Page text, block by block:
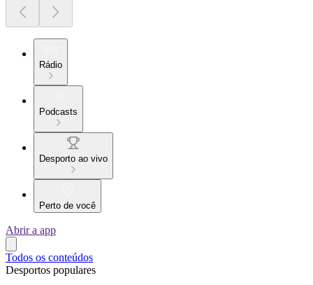
Rádio
Podcasts
Desporto ao vivo
Perto de você
Abrir a app
Todos os conteúdos
Desportos populares